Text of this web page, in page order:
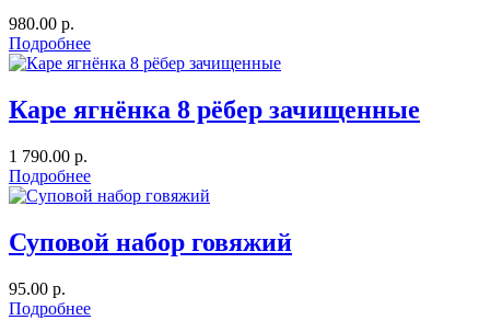
980.00 р.
Подробнее
Каре ягнёнка 8 рёбер зачищенные
1 790.00 р.
Подробнее
Суповой набор говяжий
95.00 р.
Подробнее